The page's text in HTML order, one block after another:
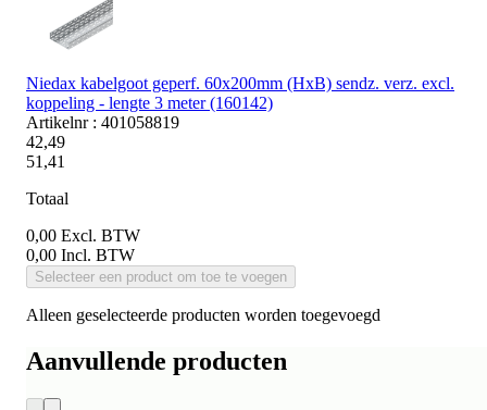
Niedax kabelgoot geperf. 60x200mm (HxB) sendz. verz. excl.
koppeling - lengte 3 meter (160142)
Artikelnr : 401058819
42,49
51,41
Totaal
0,00 Excl. BTW
0,00 Incl. BTW
Selecteer een product om toe te voegen
Alleen geselecteerde producten worden toegevoegd
Aanvullende producten